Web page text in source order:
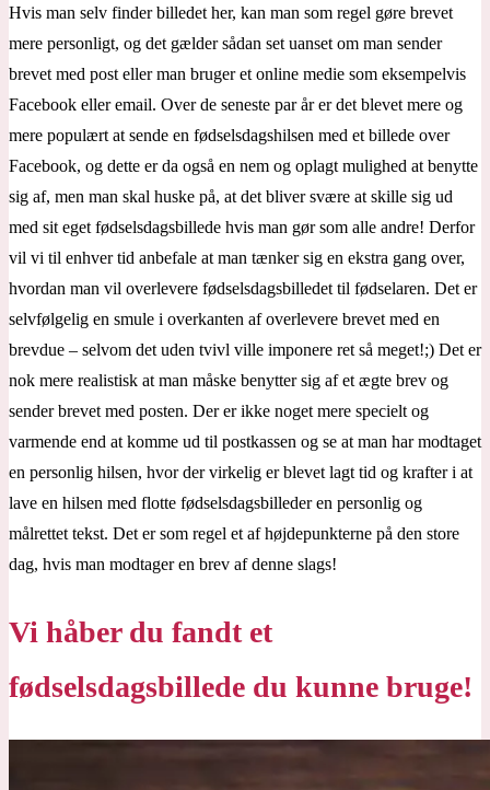
Hvis man selv finder billedet her, kan man som regel gøre brevet
mere personligt, og det gælder sådan set uanset om man sender
brevet med post eller man bruger et online medie som eksempelvis
Facebook eller email. Over de seneste par år er det blevet mere og
mere populært at sende en fødselsdagshilsen med et billede over
Facebook, og dette er da også en nem og oplagt mulighed at benytte
sig af, men man skal huske på, at det bliver svære at skille sig ud
med sit eget fødselsdagsbillede hvis man gør som alle andre! Derfor
vil vi til enhver tid anbefale at man tænker sig en ekstra gang over,
hvordan man vil overlevere fødselsdagsbilledet til fødselaren. Det er
selvfølgelig en smule i overkanten af overlevere brevet med en
brevdue – selvom det uden tvivl ville imponere ret så meget!;) Det er
nok mere realistisk at man måske benytter sig af et ægte brev og
sender brevet med posten. Der er ikke noget mere specielt og
varmende end at komme ud til postkassen og se at man har modtaget
en personlig hilsen, hvor der virkelig er blevet lagt tid og krafter i at
lave en hilsen med flotte fødselsdagsbilleder en personlig og
målrettet tekst. Det er som regel et af højdepunkterne på den store
dag, hvis man modtager en brev af denne slags!
Vi håber du fandt et
fødselsdagsbillede du kunne bruge!